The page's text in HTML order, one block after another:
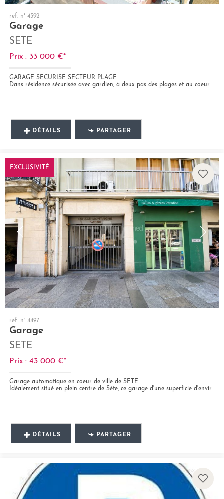
ref. n° 4592
Garage
SETE
Prix : 33 000 €*
GARAGE SECURISE SECTEUR PLAGE
Dans résidence sécurisée avec gardien, à deux pas des plages et au coeur de la marina des Quilles, garage de type box...
DÉTAILS PARTAGER
EXCLUSIVITÉ
ref. n° 4497
Garage
SETE
Prix : 43 000 €*
Garage automatique en coeur de ville de SETE
Idéalement situé en plein centre de Sète, ce garage d'une superficie d'environ 14 m² constitue une opportunité rare pour...
DÉTAILS PARTAGER